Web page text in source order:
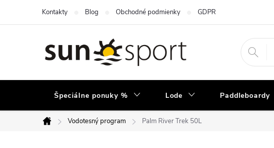
Kontakty Blog Obchodné podmienky GDPR
Špeciálne ponuky % Lode Paddleboardy
Domov
Vodotesný program Palm River Trek 50L